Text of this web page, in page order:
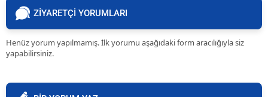
ZİYARETÇİ YORUMLARI
Henüz yorum yapılmamış. İlk yorumu aşağıdaki form aracılığıyla siz
yapabilirsiniz.